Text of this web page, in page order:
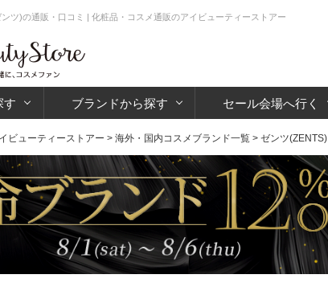
ツ)の通販・口コミ | 化粧品・コスメ通販のアイビューティーストアー
す ブランドから探す セール会場へ行く
ビューティーストアー > 海外・国内コスメブランド一覧 > ゼンツ(ZENTS)